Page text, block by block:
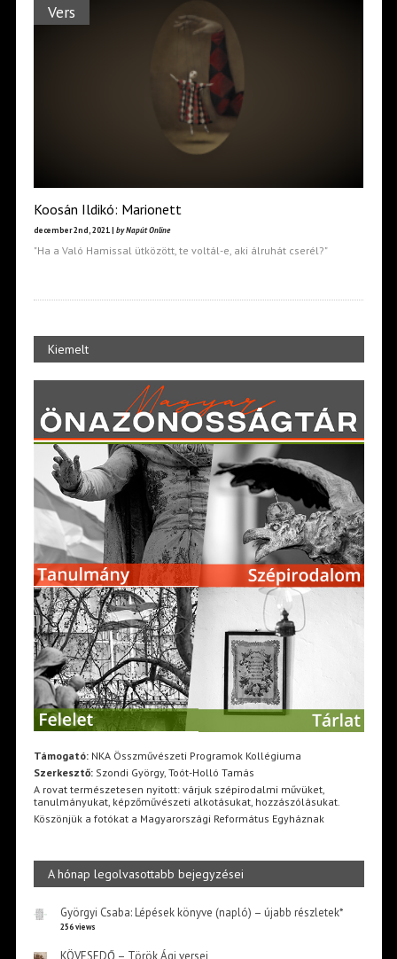
Vers
Koosán Ildikó: Marionett
december 2nd, 2021 | by Napút Online
"Ha a Való Hamissal ütközött, te voltál-e, aki álruhát cserél?"
Kiemelt
Támogató:NKA Összművészeti Programok Kollégiuma
Szerkesztő:Szondi György, Toót-Holló Tamás
A rovat természetesen nyitott: várjuk szépirodalmi művüket,
tanulmányukat, képzőművészeti alkotásukat, hozzászólásukat.
Köszönjük a fotókat a Magyarországi Református Egyháznak
A hónap legolvasottabb bejegyzései
Györgyi Csaba: Lépések könyve (napló) – újabb részletek*
256 views
KÖVESEDŐ – Török Ági versei